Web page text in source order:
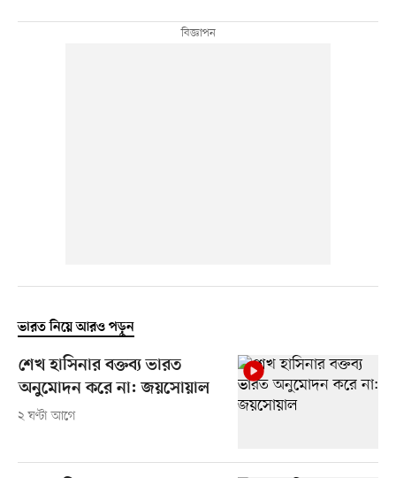
ভারত নিয়ে আরও পড়ুন
শেখ হাসিনার বক্তব্য ভারত
অনুমোদন করে না: জয়সোয়াল
২ ঘণ্টা আগে